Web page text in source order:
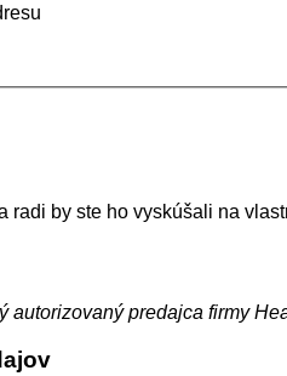
radi by ste ho vyskúšali na
autorizovaný predajca firmy